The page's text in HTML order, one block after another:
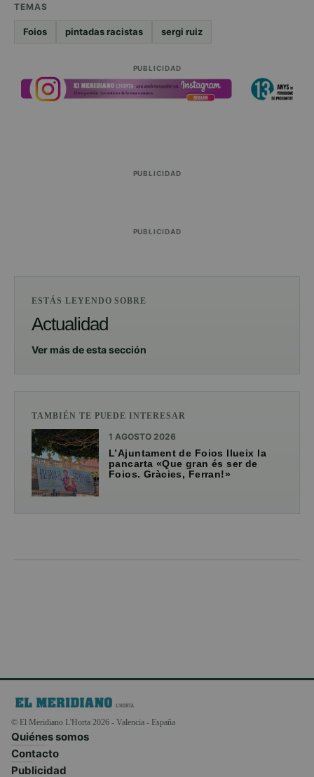
TEMAS
Foios pintadas racistas sergi ruiz
PUBLICIDAD
PUBLICIDAD
PUBLICIDAD
ESTÁS LEYENDO SOBRE
Actualidad
Ver más de esta sección
TAMBIÉN TE PUEDE INTERESAR
1 AGOSTO 2026
L’Ajuntament de Foios llueix la
pancarta «Que gran és ser de
Foios. Gràcies, Ferran!»
© El Meridiano L'Horta 2026 - Valencia - España
Quiénes somos
Contacto
Publicidad